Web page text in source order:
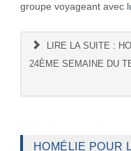
groupe voyageant avec
LIRE LA SUITE :
24ÈME SEMAINE DU
HOMÉLIE POUR